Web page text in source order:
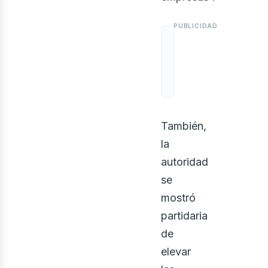
También,
la
autoridad
se
mostró
partidaria
de
elevar